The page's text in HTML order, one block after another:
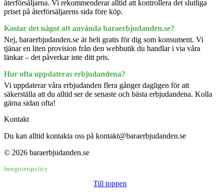
återförsäljarna. Vi rekommenderar alltid att kontrollera det slutliga
priset på återförsäljarens sida före köp.
Kostar det något att använda baraerbjudanden.se?
Nej, baraerbjudanden.se är helt gratis för dig som konsument. Vi
tjänar en liten provision från den webbutik du handlar i via våra
länkar – det påverkar inte ditt pris.
Hur ofta uppdateras erbjudandena?
Vi uppdaterar våra erbjudanden flera gånger dagligen för att
säkerställa att du alltid ser de senaste och bästa erbjudandena. Kolla
gärna sidan ofta!
Kontakt
Du kan alltid kontakta oss på kontakt@baraerbjudanden.se
© 2026 baraerbjudanden.se
Integritetspolicy
Till toppen